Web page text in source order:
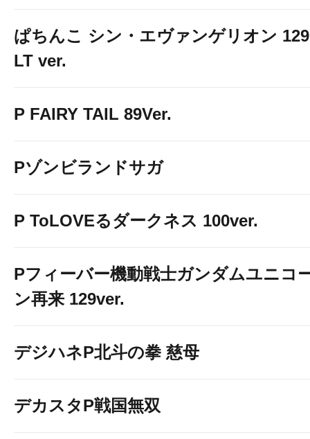
ぱちんこ シン・エヴァンゲリオン 129
LT ver.
P FAIRY TAIL 89Ver.
Pゾンビランドサガ
P ToLOVEるダークネス 100ver.
Pフィーバー機動戦士ガンダムユニコ
ン再来 129ver.
デジハネP北斗の拳 慈母
デカスタP戦国無双